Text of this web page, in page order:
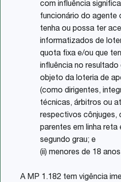
com influência
funcionário do agente
tenha ou possa ter
informatizados de
quota fixa e/ou que
influência no
objeto da loteria de
(como dirigentes,
técnicas, árbitros ou
respectivos cônjuges,
parentes em linha
segundo grau; e
(ii) menores de 18
A MP 1.182 tem vigência